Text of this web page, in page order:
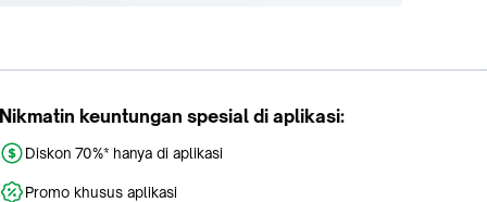
Nikmatin keuntungan spesial di aplikasi:
Diskon 70%* hanya di aplikasi
Promo khusus aplikasi